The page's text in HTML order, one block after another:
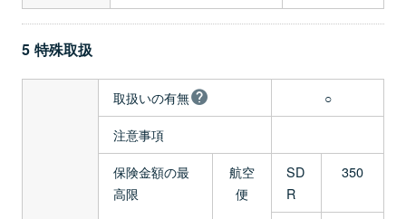
5 特殊取扱
取扱いの有無
○
注意事項
保険金額の最
高限
航空
便
SD
R
350